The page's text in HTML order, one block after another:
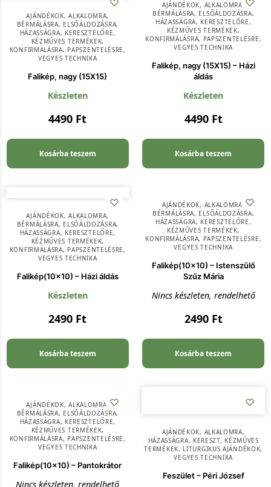
AJÁNDÉKOK,ALKALOMRA,
BÉRMÁLÁSRA, ELSŐÁLDOZÁSRA,
HÁZASSÁGRA, KERESZTELŐRE,
KÉZMŰVES TERMÉKEK,
KONFIRMÁLÁSRA, PAPSZENTELÉSRE,
VEGYES TECHNIKA
Falikép, nagy (15X15)
Készleten
4490 Ft
Kosárba teszem
AJÁNDÉKOK, ALKALOMRA
BÉRMÁLÁSRA, ELSŐÁLDOZÁSRA,
HÁZASSÁGRA, KERESZTELŐRE,
KÉZMŰVES TERMÉKEK,
KONFIRMÁLÁSRA, PAPSZENTELÉSRE,
VEGYES TECHNIKA
Falikép, nagy (15X15) – Házi
áldás
Készleten
4490 Ft
Kosárba teszem
AJÁNDÉKOK,ALKALOMRA,
BÉRMÁLÁSRA, ELSŐÁLDOZÁSRA,
HÁZASSÁGRA, KERESZTELŐRE,
KÉZMŰVES TERMÉKEK,
KONFIRMÁLÁSRA, PAPSZENTELÉSRE,
VEGYES TECHNIKA
Falikép(10×10) – Házi áldás
Készleten
2490 Ft
Kosárba teszem
AJÁNDÉKOK, ALKALOMRA
BÉRMÁLÁSRA, ELSŐÁLDOZÁSRA,
HÁZASSÁGRA, KERESZTELŐRE,
KÉZMŰVES TERMÉKEK,
KONFIRMÁLÁSRA, PAPSZENTELÉSRE,
VEGYES TECHNIKA
Falikép(10×10) – Istenszülő
Szűz Mária
Nincs készleten, rendelhető
2490 Ft
Kosárba teszem
AJÁNDÉKOK,ALKALOMRA
BÉRMÁLÁSRA, ELSŐÁLDOZÁSRA,
HÁZASSÁGRA, KERESZTELŐRE,
KÉZMŰVES TERMÉKEK,
KONFIRMÁLÁSRA, PAPSZENTELÉSRE,
VEGYES TECHNIKA
Falikép(10×10) – Pantokrátor
Nincs készleten, rendelhető
AJÁNDÉKOK, ALKALOMRA,
HÁZASSÁGRA, KERESZT, KÉZMŰVES
TERMÉKEK, LITURGIKUS AJÁNDÉKOK,
VEGYES TECHNIKA
Feszület – Péri József